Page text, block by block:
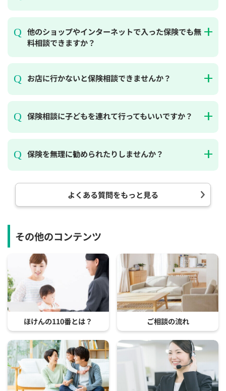
他のショップやインターネットで入った保険でも無
料相談できますか？
お店に行かないと保険相談できませんか？
保険相談に子どもを連れて行ってもいいですか？
保険を無理に勧められたりしませんか？
よくある質問をもっと見る
その他のコンテンツ
ほけんの110番とは？ ご相談の流れ